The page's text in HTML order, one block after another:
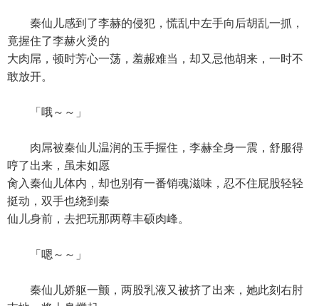
秦仙儿感到了李赫的侵犯，慌乱中左手向后胡乱一抓，
竟握住了李赫火烫的
大肉屌，顿时芳心一荡，羞赧难当，却又忌他胡来，一时不
敢放开。
「哦～～」
肉屌被秦仙儿温润的玉手握住，李赫全身一震，舒服得
哼了出来，虽未如愿
肏入秦仙儿体内，却也别有一番销魂滋味，忍不住屁股轻轻
挺动，双手也绕到秦
仙儿身前，去把玩那两尊丰硕肉峰。
「嗯～～」
秦仙儿娇躯一颤，两股乳液又被挤了出来，她此刻右肘